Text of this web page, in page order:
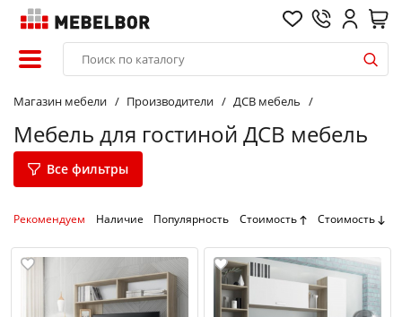
Магазин мебели Производители ДСВ мебель
Мебель для гостиной ДСВ мебель
Все фильтры
Рекомендуем Наличие Популярность Стоимость Стоимость